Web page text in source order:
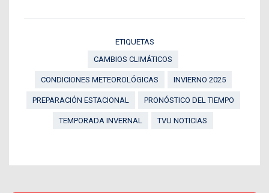
ETIQUETAS
CAMBIOS CLIMÁTICOS
CONDICIONES METEOROLÓGICAS INVIERNO 2025
PREPARACIÓN ESTACIONAL PRONÓSTICO DEL TIEMPO
TEMPORADA INVERNAL TVU NOTICIAS